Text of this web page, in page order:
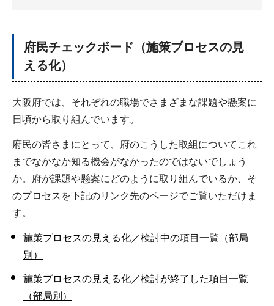
府民チェックボード（施策プロセスの見
える化）
大阪府では、それぞれの職場でさまざまな課題や懸案に
日頃から取り組んでいます。
府民の皆さまにとって、府のこうした取組についてこれ
までなかなか知る機会がなかったのではないでしょう
か。府が課題や懸案にどのように取り組んでいるか、そ
のプロセスを下記のリンク先のページでご覧いただけま
す。
施策プロセスの見える化／検討中の項目一覧（部局
別）
施策プロセスの見える化／検討が終了した項目一覧
（部局別）